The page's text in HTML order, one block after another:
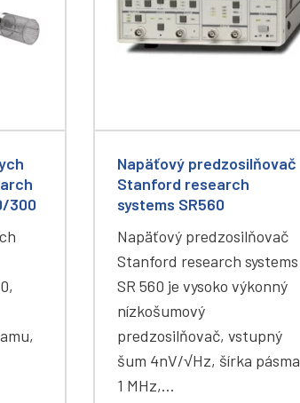
300
Napäťový predzosilňovač
Stanford research
systems SR560
Napäťový predzosilňovač
Stanford research systems
SR 560 je vysoko výkonný
nízkošumový
predzosilňovač, vstupný
šum 4nV/√Hz, šírka pásma
1 MHz,…